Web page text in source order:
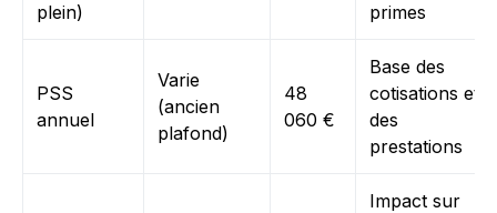
plein)
primes
PSS
annuel
Varie
(ancien
plafond)
48
060 €
Base des
cotisations et
des
prestations
Impact sur